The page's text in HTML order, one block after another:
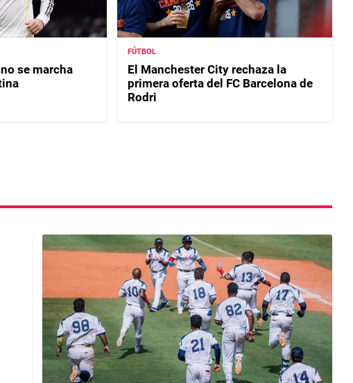
se marcha
FÚTBOL
El Manchester City rechaza la
primera oferta del FC Barcelona de
Rodri